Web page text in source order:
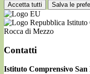
Accetta tutti Salva le
Istituto
Rocca di Mezzo
Contatti
Istituto Comprensivo San